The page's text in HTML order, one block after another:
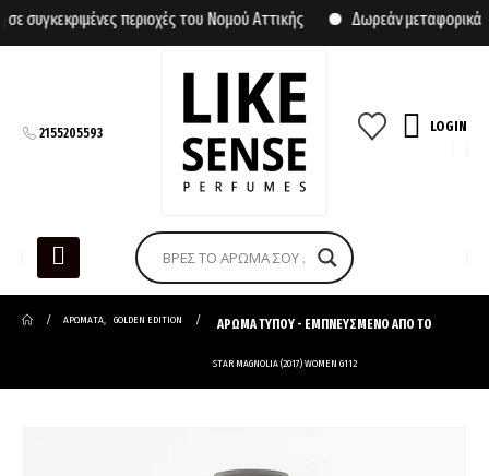
περιοχές του Νομού Αττικής Δωρεάν μεταφορικά
2155205593 LOGIN
ΑΡΩΜΑΤΑ, GOLDEN EDITION ΑΡΩΜΑ ΤΥΠΟΥ - ΕΜΠΝΕΥΣΜΕΝΟ ΑΠΟ ΤΟ
STAR MAGNOLIA (2017) WOMEN G112